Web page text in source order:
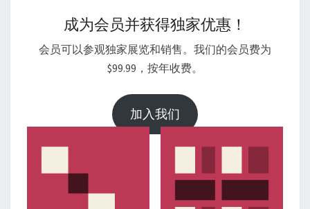
成为会员并获得独家优惠！
会员可以参观独家展览和销售。我们的会员费为
$99.99，按年收费。
加入我们